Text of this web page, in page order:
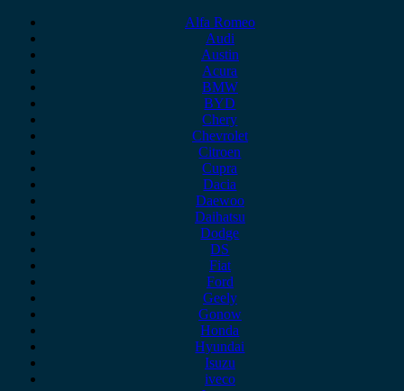
Alfa Romeo
Audi
Austin
Acura
BMW
BYD
Chery
Chevrolet
Citroen
Cupra
Dacia
Daewoo
Daihatsu
Dodge
DS
Fiat
Ford
Geely
Gonow
Honda
Hyundai
Isuzu
iveco